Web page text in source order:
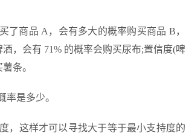
了商品 A，会有多大的概率购买商品 B，
，会有 71% 的概率会购买尿布;置信度(啤
条。
是多少。
，这样才可以寻找大于等于最小支持度的